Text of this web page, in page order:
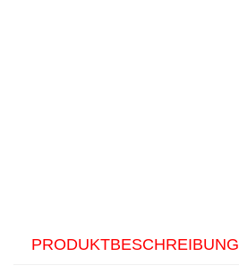
PRODUKTBESCHREIBUNG